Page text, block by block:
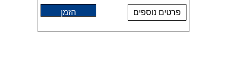
פרטים נוספים הזמן